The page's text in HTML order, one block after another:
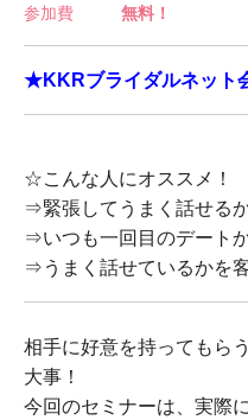
参加費
無料！
★KKRブライダルネット
☆こんな人にオススメ！
⇒緊張してうまく話せる
⇒いつも一回目のデート
⇒うまく話せているかを
相手に好意を持ってもら
大事！
今回のセミナーは、実際